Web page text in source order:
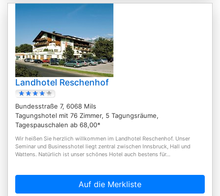
Landhotel Reschenhof
Bundesstraße 7, 6068 Mils
Tagungshotel mit 76 Zimmer, 5 Tagungsräume,
Tagespauschalen ab 68,00*
Wir heißen Sie herzlich willkommen im Landhotel Reschenhof. Unser
Seminar und Businesshotel liegt zentral zwischen Innsbruck, Hall und
Wattens. Natürlich ist unser schönes Hotel auch bestens für...
Auf die Merkliste